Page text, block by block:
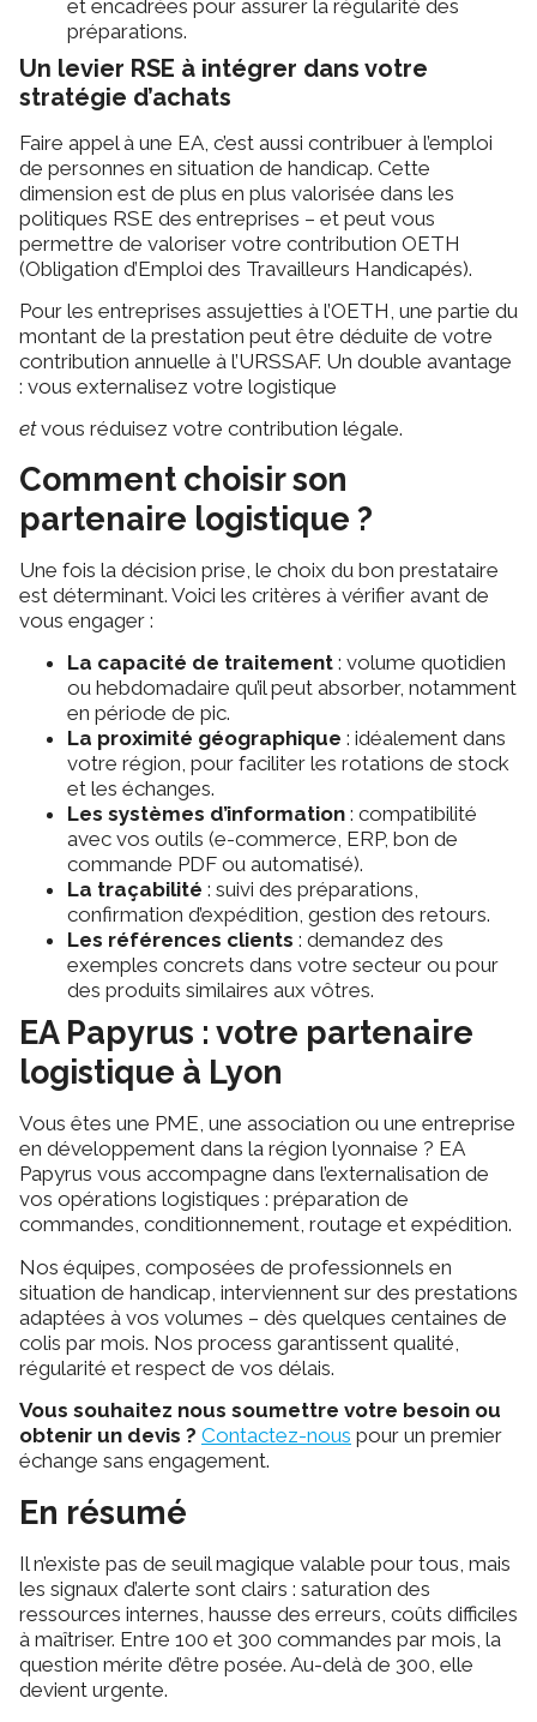
et encadrées pour assurer la régularité des
préparations.
Un levier RSE à intégrer dans votre
stratégie d’achats
Faire appel à une EA, c’est aussi contribuer à l’emploi
de personnes en situation de handicap. Cette
dimension est de plus en plus valorisée dans les
politiques RSE des entreprises – et peut vous
permettre de valoriser votre contribution OETH
(Obligation d’Emploi des Travailleurs Handicapés).
Pour les entreprises assujetties à l’OETH, une partie du
montant de la prestation peut être déduite de votre
contribution annuelle à l’URSSAF. Un double avantage
: vous externalisez votre logistique
etvous réduisez votre contribution légale.
Comment choisir son
partenaire logistique ?
Une fois la décision prise, le choix du bon prestataire
est déterminant. Voici les critères à vérifier avant de
vous engager :
La capacité de traitement : volume quotidien
ou hebdomadaire qu’il peut absorber, notamment
en période de pic.
La proximité géographique : idéalement dans
votre région, pour faciliter les rotations de stock
et les échanges.
Les systèmes d’information : compatibilité
avec vos outils (e-commerce, ERP, bon de
commande PDF ou automatisé).
La traçabilité : suivi des préparations,
confirmation d’expédition, gestion des retours.
Les références clients : demandez des
exemples concrets dans votre secteur ou pour
des produits similaires aux vôtres.
EA Papyrus : votre partenaire
logistique à Lyon
Vous êtes une PME, une association ou une entreprise
en développement dans la région lyonnaise ? EA
Papyrus vous accompagne dans l’externalisation de
vos opérations logistiques : préparation de
commandes, conditionnement, routage et expédition.
Nos équipes, composées de professionnels en
situation de handicap, interviennent sur des prestations
adaptées à vos volumes – dès quelques centaines de
colis par mois. Nos process garantissent qualité,
régularité et respect de vos délais.
Vous souhaitez nous soumettre votre besoin ou
obtenir un devis ? Contactez-nous pour un premier
échange sans engagement.
En résumé
Il n’existe pas de seuil magique valable pour tous, mais
les signaux d’alerte sont clairs : saturation des
ressources internes, hausse des erreurs, coûts difficiles
à maîtriser. Entre 100 et 300 commandes par mois, la
question mérite d’être posée. Au-delà de 300, elle
devient urgente.